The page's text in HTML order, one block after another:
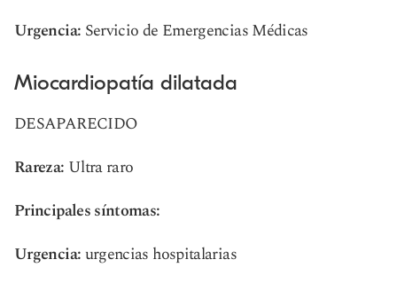
Urgencia: Servicio de Emergencias Médicas
Miocardiopatía dilatada
DESAPARECIDO
Rareza: Ultra raro
Principales síntomas:
Urgencia:urgencias hospitalarias